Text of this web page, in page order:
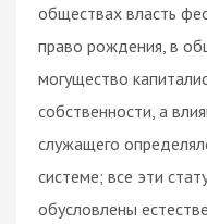
обществах власть
право рождения, в
могущество
собственности, а
служащего
системе; все эти
обусловлены